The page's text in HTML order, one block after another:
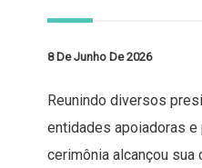
8 De Junho De 2026
Reunindo diversos
entidades apoiadoras e
cerimônia alcançou sua